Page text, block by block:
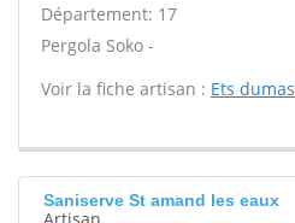
Département: 17
Pergola Soko -
Voir la fiche artisan : Ets dumas
Saniserve St amand les eaux